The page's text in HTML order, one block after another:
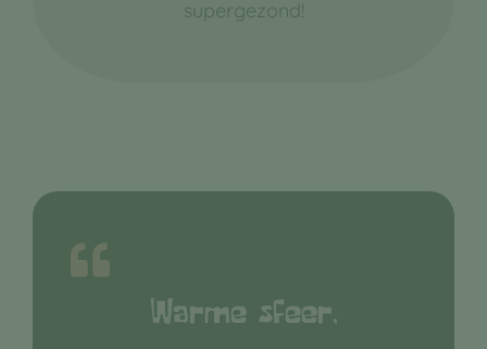
supergezond!
Warme sfeer,